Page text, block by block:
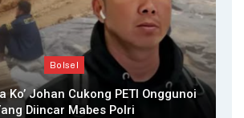
Bolsel
Ko’ Johan Cukong PETI Onggunoi
Diincar Mabes Polri